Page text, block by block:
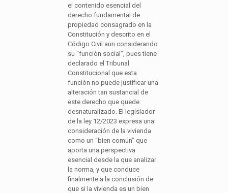
el contenido esencial del
derecho fundamental de
propiedad consagrado en la
Constitución y descrito en el
Código Civil aun considerando
su “función social”, pues tiene
declarado el Tribunal
Constitucional que esta
función no puede justificar una
alteración tan sustancial de
este derecho que quede
desnaturalizado. El legislador
de la ley 12/2023 expresa una
consideración de la vivienda
como un “bien común” que
aporta una perspectiva
esencial desde la que analizar
la norma, y que conduce
finalmente a la conclusión de
que si la vivienda es un bien